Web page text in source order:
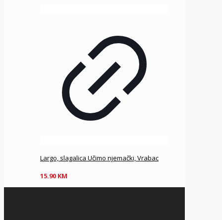
Largo, slagalica Učimo njemački, Vrabac
15.90 KM